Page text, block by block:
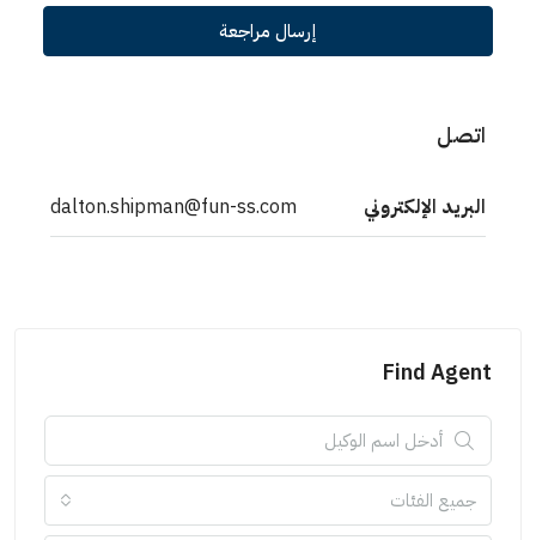
إرسال مراجعة
اتصل
البريد الإلكتروني dalton.shipman@fun-ss.com
Find Agent
جميع الفئات